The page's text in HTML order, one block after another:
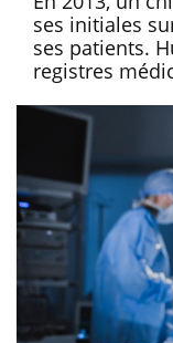
ses initiales
ses patients.
registres